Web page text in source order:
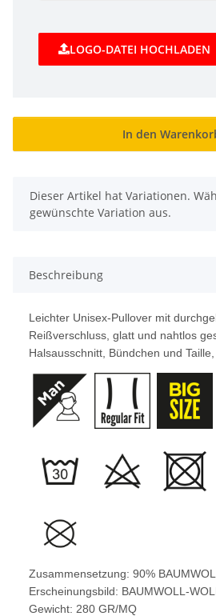
LOGO-DATEI HOCHLADEN
In den
x
Dieser Artikel hat Variationen.
gewünschte Variation aus.
Beschreibung
Leichter Unisex-Pullover mit
Reißverschluss, glatt und nahtlos
Halsausschnitt, Bündchen und
Zusammensetzung: 90%
Erscheinungsbild: BAUMWOLL-
Gewicht: 280 GR/MQ